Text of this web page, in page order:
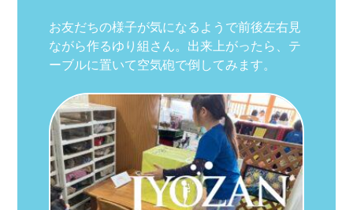
お友だちの様子が気になるようで前後左右見
ながら作るゆり組さん。出来上がったら、テ
ーブルに置いて空気砲で倒してみます。